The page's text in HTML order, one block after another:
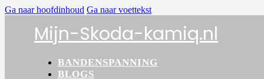
Ga naar hoofdinhoud Ga naar voettekst
Mijn-Skoda-kamiq.nl
BANDENSPANNING
BLOGS